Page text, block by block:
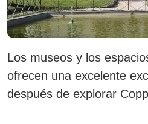
Los museos y los
ofrecen una excelente
después de explorar